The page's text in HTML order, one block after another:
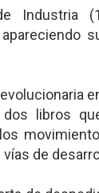
Industria
libros
de